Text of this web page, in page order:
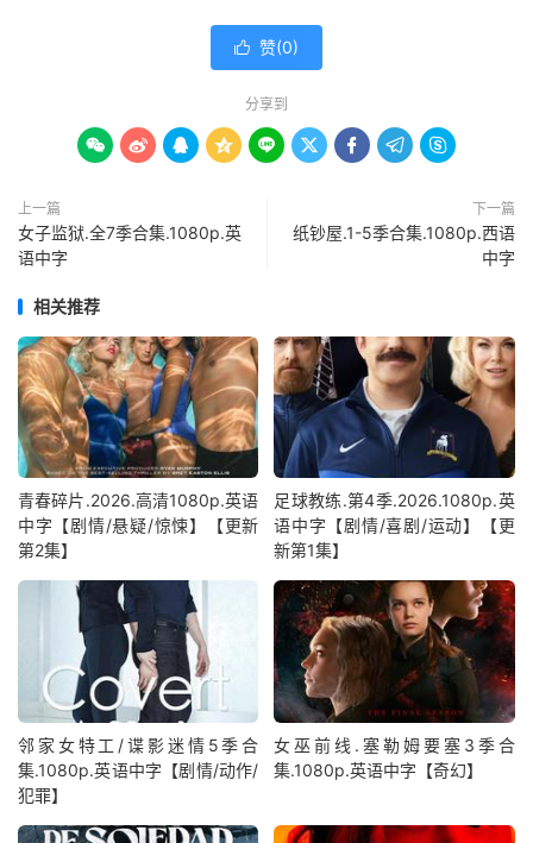
 赞(0)
分享到
        
上一篇
女子监狱.全7季合集.1080p.英
语中字
下一篇
纸钞屋.1-5季合集.1080p.西语
中字
相关推荐
青春碎片.2026.高清1080p.英语
中字【剧情/悬疑/惊悚】【更新
第2集】
足球教练.第4季.2026.1080p.英
语中字【剧情/喜剧/运动】【更
新第1集】
邻家女特工/谍影迷情5季合
集.1080p.英语中字【剧情/动作/
犯罪】
女巫前线.塞勒姆要塞3季合
集.1080p.英语中字【奇幻】